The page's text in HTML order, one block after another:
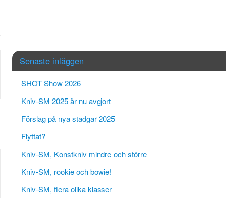
Senaste inläggen
SHOT Show 2026
Kniv-SM 2025 är nu avgjort
Förslag på nya stadgar 2025
Flyttat?
Kniv-SM, Konstkniv mindre och större
Kniv-SM, rookie och bowie!
Kniv-SM, flera olika klasser